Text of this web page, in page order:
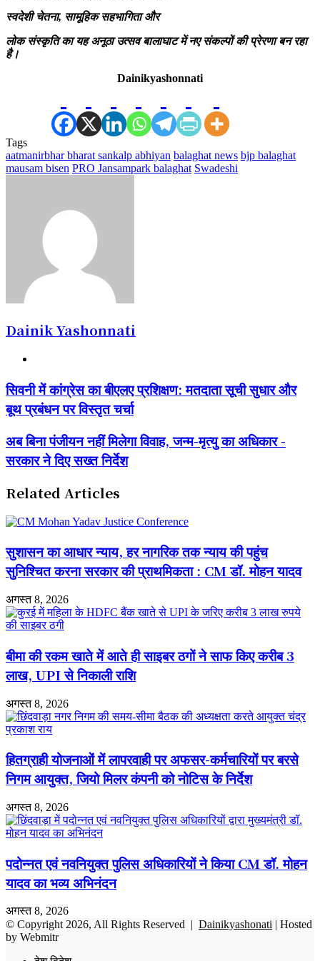
स्वदेशी चेतना, सामूहिक सहभागिता और
लोक संस्कृति का यह अनूठा उत्सव बालाघाट में नए संकल्पों की प्रेरणा बन रहा
है।
Dainikyashonnati
Tags
aatmanirbhar bharat sankalp abhiyan balaghat news bjp balaghat
mausam bisen PRO Jansampark balaghat Swadeshi
Dainik Yashonnati
सिवनी
में
कांग्रेस
बीएलए
प्रशिक्षण:
मतदाता
सुधार
और
बूथ
प्रबंधन
विस्तृत
चर्चा
सिवनी में कांग्रेस का बीएलए प्रशिक्षण: मतदाता सूची सुधार और
बूथ प्रबंधन पर विस्तृत चर्चा
अब
बिना
पंजीयन
मिलेगा
विवाह,
जन्म-
मृत्यु
अधिकार
-
सरकार
दिए
सख्त
निर्देश
अब बिना पंजीयन नहीं मिलेगा विवाह, जन्म-मृत्यु का अधिकार -
सरकार ने दिए सख्त निर्देश
Related Articles
सुशासन का आधार न्याय, हर नागरिक तक न्याय की पहुंच
सुनिश्चित करना सरकार की प्राथमिकता : CM डॉ. मोहन यादव
अगस्त 8, 2026
बीमा की रकम खाते में आते ही साइबर ठगों ने साफ किए करीब 3
लाख, UPI से निकाली राशि
अगस्त 8, 2026
हितग्राही योजनाओं में लापरवाही पर अफसर-कर्मचारियों पर बरसे
निगम आयुक्त, जियो मिलर कंपनी को नोटिस के निर्देश
अगस्त 8, 2026
पदोन्नत एवं नवनियुक्त पुलिस अधिकारियों ने किया CM डॉ. मोहन
यादव का भव्य अभिनंदन
अगस्त 8, 2026
© Copyright 2026, All Rights Reserved | Dainikyashonati | Hosted
by Webmitr